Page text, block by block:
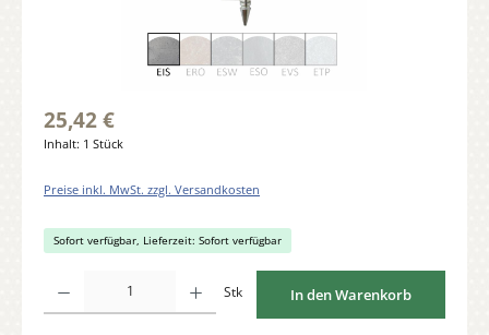
25,42 €
Inhalt: 1 Stück
Preise inkl. MwSt. zzgl. Versandkosten
Sofort verfügbar, Lieferzeit: Sofort verfügbar
Stk In den Warenkorb